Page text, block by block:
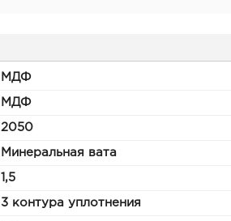
МДФ
МДФ
2050
Минеральная вата
1,5
3 контура уплотнения